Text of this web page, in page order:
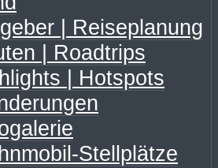
| Reiseplanung
| Roadtrips
| Hotspots
Stellplätze